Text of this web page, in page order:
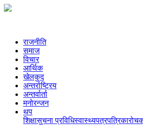
राजनीति
समाज
विचार
आर्थिक
खेलकुद
अन्तर्राष्ट्रिय
अन्तर्वार्ता
मनोरन्जन
थप
शिक्षासुचना प्रविधिस्वास्थ्यपत्रपत्रिका